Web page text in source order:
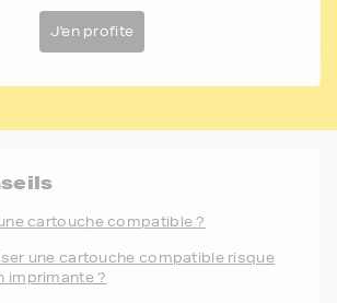
J'en profite
cartouche compatible ?
une cartouche compatible risque
imprimante ?